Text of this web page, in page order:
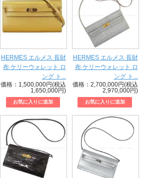
HERMES エルメス 長財
布 ケリーウォレット ロ
ング ト...
価格：1,500,000円(税込
1,650,000円)
HERMES エルメス 長財
布 ケリーウォレット ロ
ング ト...
価格：2,700,000円(税込
2,970,000円)